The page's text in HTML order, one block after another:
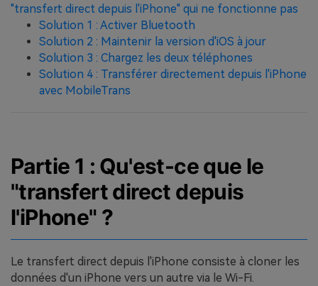
"transfert direct depuis l'iPhone" qui ne fonctionne pas
Solution 1 : Activer Bluetooth
Solution 2 : Maintenir la version d'iOS à jour
Solution 3 : Chargez les deux téléphones
Solution 4 : Transférer directement depuis l'iPhone
avec MobileTrans
Partie 1 : Qu'est-ce que le
"transfert direct depuis
l'iPhone" ?
Le transfert direct depuis l'iPhone consiste à cloner les
données d'un iPhone vers un autre via le Wi-Fi.